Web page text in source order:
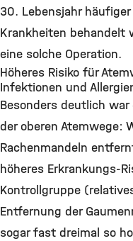
30. Lebensjahr
Krankheiten behandelt
eine solche Operation.
Höheres Risiko für
Infektionen und
Besonders deutlich
der oberen Atemwege:
Rachenmandeln
höheres Erkrankungs-
Kontrollgruppe
Entfernung der
sogar fast dreimal so